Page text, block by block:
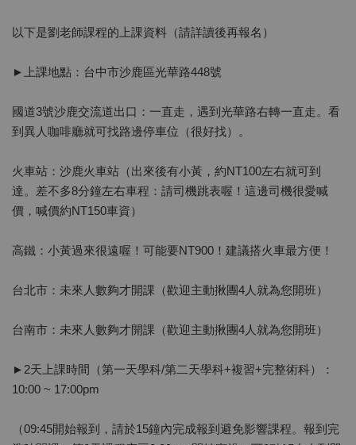
以下是劉老師課程的上課資料（請詳讀後再報名）
►上課地點：台中市沙鹿區光華路448號
國道3號沙鹿交流道出口：一直走，遇到光華路右轉一直走。看
到異人咖啡廳就可找路邊停車位（很好找）。
火車站：沙鹿火車站（出來後有小黃，約NT100左右就可到
達。差不多8分鐘左右車程：請司機跳表喔！這邊司機很愛喊
價，喊價約NT150車資）
高鐵：小黃過來很遠喔！可能要NT900！建議搭火車最方便！
台北市：未來人數夠才開課（歡迎主動揪團4人就為您開班）
台南市：未來人數夠才開課（歡迎主動揪團4人就為您開班）
►2天上課時間（第一天學科/第二天學科+複習+完整術科）：
10:00 ~ 17:00pm
（09:45開始報到，請於15鐘內完成報到避免影響課程。報到完